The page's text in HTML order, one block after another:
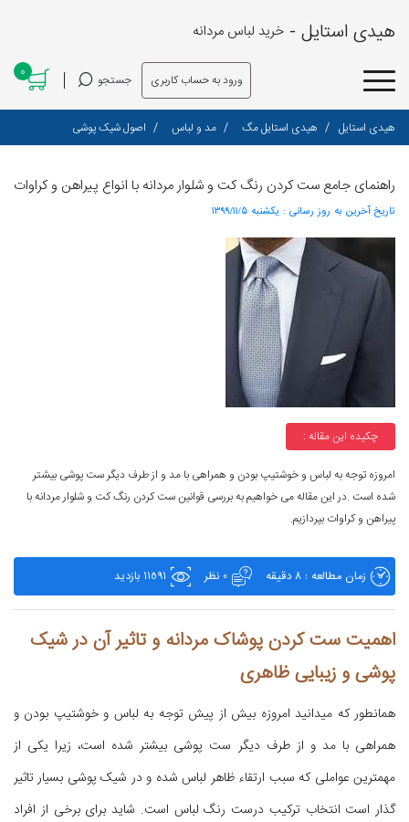
هیدی استایل - خرید لباس مردانه
ورود به حساب کاربری جستجو 0
هیدی استایل هیدی استایل مگ مد و لباس اصول شیک پوشی
راهنمای جامع ست کردن رنگ کت و شلوار مردانه با انواع پیراهن و کراوات
تاریخ آخرین به روز رسانی : ۱۳۹۹/۱۱/۵ یکشنبه
چکیده این مقاله :
امروزه توجه به لباس و خوشتیپ بودن و همراهی با مد و از طرف دیگر ست پوشی بیشتر
شده است .در این مقاله می خواهیم به بررسی قوانین ست کردن رنگ کت و شلوار مردانه با
پیراهن و کراوات بپردازیم.
زمان مطالعه : 8 دقیقه 0 نظر 11591 بازدید
اهمیت ست کردن پوشاک مردانه و تاثیر آن در شیک
پوشی و زیبایی ظاهری
همانطور که میدانید امروزه بیش از پیش توجه به لباس و خوشتیپ بودن و
همراهی با مد و از طرف دیگر ست پوشی بیشتر شده است، زیرا یکی از
مهمترین عواملی که سبب ارتقاء ظاهر لباس شده و در شیک پوشی بسیار تاثیر
گذار است انتخاب ترکیب درست رنگ لباس است. شاید برای برخی از افراد